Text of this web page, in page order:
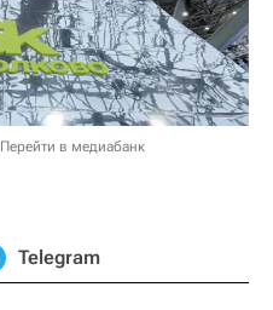
Перейти в медиабанк
Telegram